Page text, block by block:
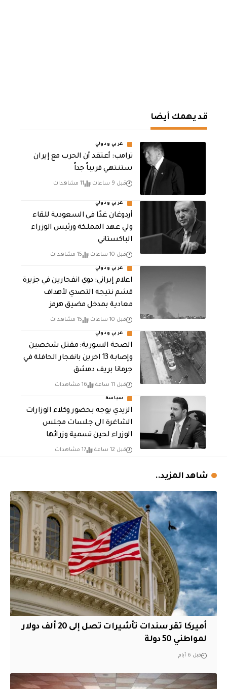
قد يهمك أيضا
عربي ودولي
‏ترامب: أعتقد أن الحرب مع إيران
ستنتهي قريباً جداً
قبل 9 ساعات 11 مشاهدات
عربي ودولي
أردوغان غدًا في السعودية للقاء
ولي عهد المملكة ورئيس الوزراء
الباكستاني
قبل 10 ساعات 15 مشاهدات
عربي ودولي
اعلام إيراني: دوي انفجارين في جزيرة
قشم نتيجة التصدي لأهداف
معادية بمدخل مضيق هرمز
قبل 10 ساعات 15 مشاهدات
عربي ودولي
الصحة السورية: مقتل شخصين
وإصابة 13 اخرين بانفجار الحافلة في
جرمانا بريف دمشق
قبل 11 ساعة 16 مشاهدات
سياسة
الزيدي يوجه بحضور وكلاء الوزارات
الشاغرة الى جلسات مجلس
الوزراء لحين تسمية وزرائها
قبل 12 ساعة 17 مشاهدات
شاهد المزيد..
أميركا تقر سندات تأشيرات تصل إلى 20 ألف دولار
لمواطني 50 دولة
قبل 6 أيام